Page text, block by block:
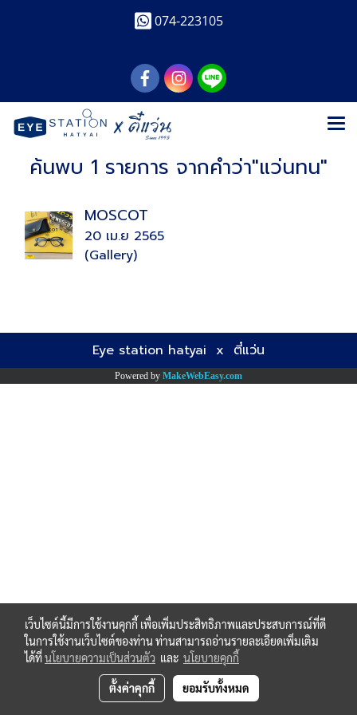
074-223105
ค้นพบ 1 รายการ จากคำว่า"แว่นทน"
MOSCOT
20 เม.ย 2565
(Gallery)
Eye station hatyai x ตี๋แว่น
Powered by MakeWebEasy.com
เว็บไซต์นี้มีการใช้งานคุกกี้ เพื่อเพิ่มประสิทธิภาพและประสบการณ์ที่ดี
ในการใช้งานเว็บไซต์ของท่าน ท่านสามารถอ่านรายละเอียดเพิ่มเติม
ได้ที่นโยบายความเป็นส่วนตัว และ นโยบายคุกกี้
ตั้งค่าคุกกี้ ยอมรับทั้งหมด